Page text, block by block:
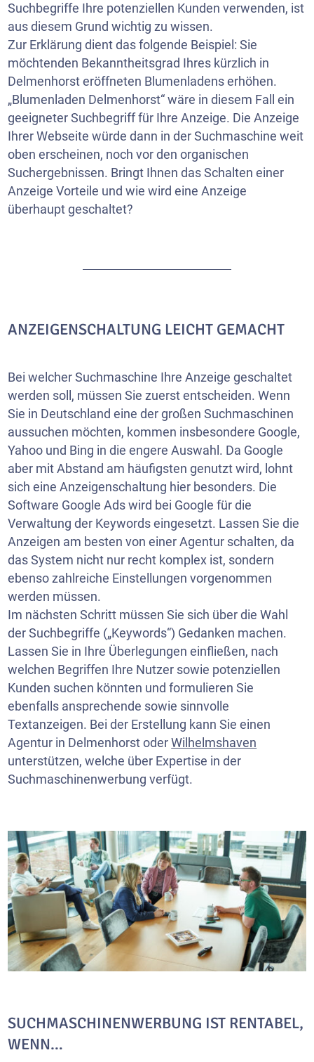
Suchbegriffe Ihre potenziellen Kunden verwenden, ist
aus diesem Grund wichtig zu wissen.
Zur Erklärung dient das folgende Beispiel: Sie
möchtenden Bekanntheitsgrad Ihres kürzlich in
Delmenhorst eröffneten Blumenladens erhöhen.
„Blumenladen Delmenhorst“ wäre in diesem Fall ein
geeigneter Suchbegriff für Ihre Anzeige. Die Anzeige
Ihrer Webseite würde dann in der Suchmaschine weit
oben erscheinen, noch vor den organischen
Suchergebnissen. Bringt Ihnen das Schalten einer
Anzeige Vorteile und wie wird eine Anzeige
überhaupt geschaltet?
ANZEIGENSCHALTUNG LEICHT GEMACHT
Bei welcher Suchmaschine Ihre Anzeige geschaltet
werden soll, müssen Sie zuerst entscheiden. Wenn
Sie in Deutschland eine der großen Suchmaschinen
aussuchen möchten, kommen insbesondere Google,
Yahoo und Bing in die engere Auswahl. Da Google
aber mit Abstand am häufigsten genutzt wird, lohnt
sich eine Anzeigenschaltung hier besonders. Die
Software Google Ads wird bei Google für die
Verwaltung der Keywords eingesetzt. Lassen Sie die
Anzeigen am besten von einer Agentur schalten, da
das System nicht nur recht komplex ist, sondern
ebenso zahlreiche Einstellungen vorgenommen
werden müssen.
Im nächsten Schritt müssen Sie sich über die Wahl
der Suchbegriffe („Keywords“) Gedanken machen.
Lassen Sie in Ihre Überlegungen einfließen, nach
welchen Begriffen Ihre Nutzer sowie potenziellen
Kunden suchen könnten und formulieren Sie
ebenfalls ansprechende sowie sinnvolle
Textanzeigen. Bei der Erstellung kann Sie einen
Agentur in Delmenhorst oderWilhelmshaven
unterstützen, welche über Expertise in der
Suchmaschinenwerbung verfügt.
SUCHMASCHINENWERBUNG IST RENTABEL,
WENN…